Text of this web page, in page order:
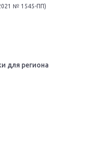
№ 1545-ПП)
для региона